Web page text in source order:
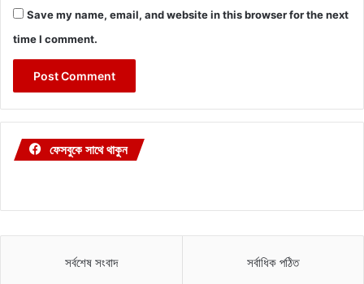
Save my name, email, and website in this browser for the next
time I comment.
ফেসবুকে সাথে থাকুন
সর্বশেষ সংবাদ সর্বাধিক পঠিত